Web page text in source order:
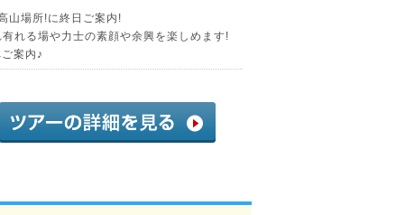
山場所!に終日ご案内!
れる場や力士の素顔や余興を楽しめます!
案内♪